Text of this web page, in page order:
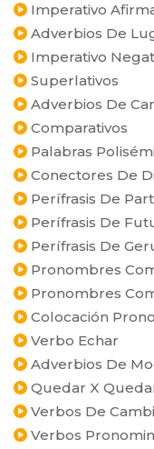
Imperativo
Adverbios De
Imperativo
Superlativos
Adverbios De
Comparativos
Palabras
Conectores De
Perífrasis De
Perífrasis De
Perífrasis De
Pronombres
Pronombres
Colocación
Verbo Echar
Adverbios De
Quedar X
Verbos De
Verbos